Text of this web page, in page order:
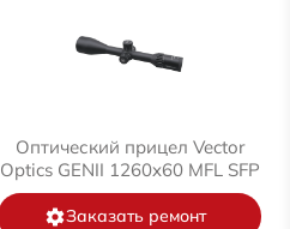
Оптический прицел Vector
Optics GENII 1260x60 MFL SFP
Заказать ремонт